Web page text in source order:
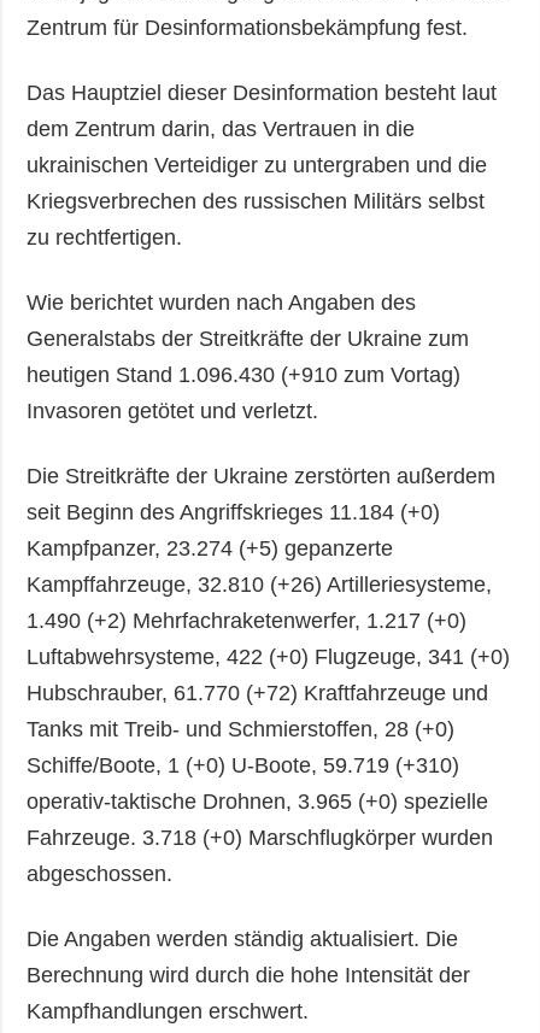
Zentrum für Desinformationsbekämpfung fest.
Das Hauptziel dieser Desinformation besteht laut
dem Zentrum darin, das Vertrauen in die
ukrainischen Verteidiger zu untergraben und die
Kriegsverbrechen des russischen Militärs selbst
zu rechtfertigen.
Wie berichtet wurden nach Angaben des
Generalstabs der Streitkräfte der Ukraine zum
heutigen Stand 1.096.430 (+910 zum Vortag)
Invasoren getötet und verletzt.
Die Streitkräfte der Ukraine zerstörten außerdem
seit Beginn des Angriffskrieges 11.184 (+0)
Kampfpanzer, 23.274 (+5) gepanzerte
Kampffahrzeuge, 32.810 (+26) Artilleriesysteme,
1.490 (+2) Mehrfachraketenwerfer, 1.217 (+0)
Luftabwehrsysteme, 422 (+0) Flugzeuge, 341 (+0)
Hubschrauber, 61.770 (+72) Kraftfahrzeuge und
Tanks mit Treib- und Schmierstoffen, 28 (+0)
Schiffe/Boote, 1 (+0) U-Boote, 59.719 (+310)
operativ-taktische Drohnen, 3.965 (+0) spezielle
Fahrzeuge. 3.718 (+0) Marschflugkörper wurden
abgeschossen.
Die Angaben werden ständig aktualisiert. Die
Berechnung wird durch die hohe Intensität der
Kampfhandlungen erschwert.